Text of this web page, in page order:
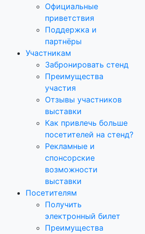
Официальные
приветствия
Поддержка и
партнёры
Участникам
Забронировать стенд
Преимущества
участия
Отзывы участников
выставки
Как привлечь больше
посетителей на стенд?
Рекламные и
спонсорские
возможности
выставки
Посетителям
Получить
электронный билет
Преимущества